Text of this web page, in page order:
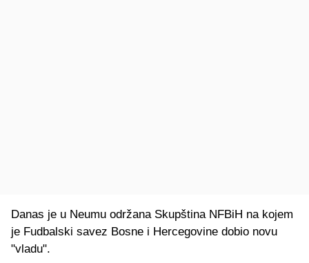
Danas je u Neumu održana Skupština NFBiH na kojem
je Fudbalski savez Bosne i Hercegovine dobio novu
"vladu".